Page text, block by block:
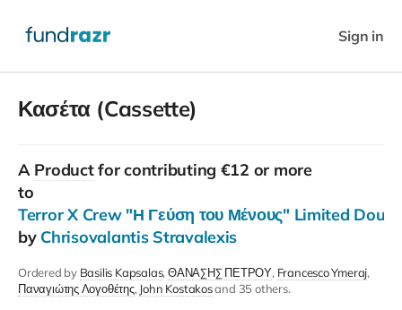
Sign in
Κασέτα (Cassette)
A Productfor contributing €12 or more
to
Terror X Crew "Η Γεύση του Μένους" Limited
by Chrisovalantis Stravalexis
Ordered by Basilis Kapsalas ΘΑΝΑΣΗΣ ΠΕΤΡΟΥ Francesco Ymeraj
Παναγιώτης Λογοθέτης John Kostakosand 35 others.